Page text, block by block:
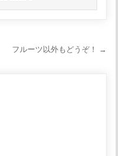
フルーツ以外もどうぞ！ →